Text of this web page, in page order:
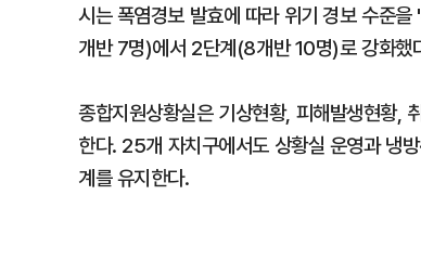
시는 폭염경보 발효에 따라 위기 경보 수준
개반 7명)에서 2단계(8개반 10명)로 강화했
종합지원상황실은 기상현황, 피해발생현황,
한다. 25개 자치구에서도 상황실 운영과 냉
계를 유지한다.